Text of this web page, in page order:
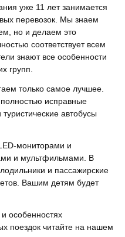
уже 11 лет занимается
перевозок. Мы знаем
но и делаем это
соответствует всем
знают все особенности
групп.
только самое лучшее.
исправные
автобусы
мониторами и
и мультфильмами. В
и пассажирские
Вашим детям будет
особенностях
поездок читайте на нашем